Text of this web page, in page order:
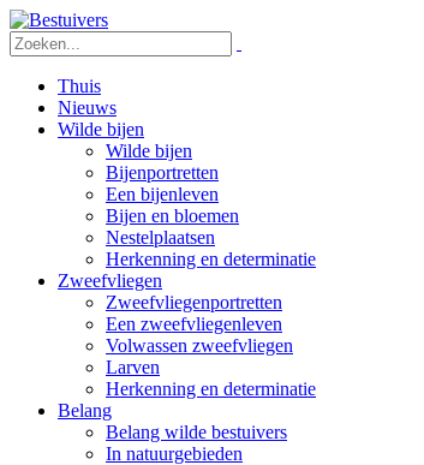
Thuis
Nieuws
Wilde bijen
Wilde bijen
Bijenportretten
Een bijenleven
Bijen en bloemen
Nestelplaatsen
Herkenning en determinatie
Zweefvliegen
Zweefvliegenportretten
Een zweefvliegenleven
Volwassen zweefvliegen
Larven
Herkenning en determinatie
Belang
Belang wilde bestuivers
In natuurgebieden